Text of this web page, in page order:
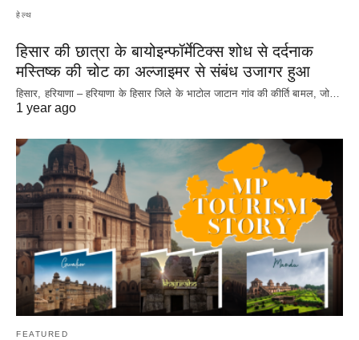
हेल्थ
हिसार की छात्रा के बायोइन्फॉर्मेटिक्स शोध से दर्दनाक
मस्तिष्क की चोट का अल्जाइमर से संबंध उजागर हुआ
हिसार, हरियाणा – हरियाणा के हिसार जिले के भाटोल जाटान गांव की कीर्ति बामल, जो…
1 year ago
FEATURED